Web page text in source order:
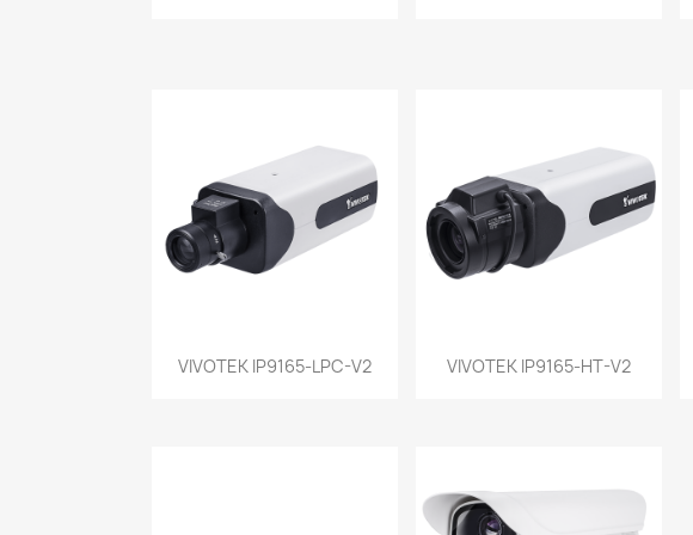
Vista rápida
VIVOTEK IP9165-LPC-V2 Vista rápida
VIVOTEK IP9165-HT-V2